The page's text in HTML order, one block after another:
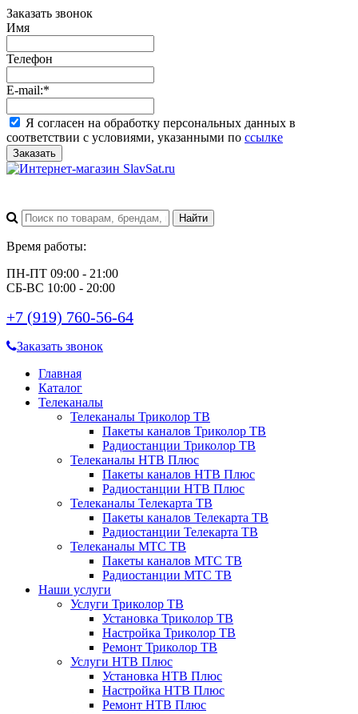
Заказать звонок
Имя
Телефон
E-mail:*
Я согласен на обработку персональных данных в
соответствии с условиями, указанными по ссылке
Заказать
Время работы:
ПН-ПТ 09:00 - 21:00
СБ-ВС 10:00 - 20:00
+7 (919) 760-56-64
Заказать звонок
Главная
Каталог
Телеканалы
Телеканалы Триколор ТВ
Пакеты каналов Триколор ТВ
Радиостанции Триколор ТВ
Телеканалы НТВ Плюс
Пакеты каналов НТВ Плюс
Радиостанции НТВ Плюс
Телеканалы Телекарта ТВ
Пакеты каналов Телекарта ТВ
Радиостанции Телекарта ТВ
Телеканалы МТС ТВ
Пакеты каналов МТС ТВ
Радиостанции МТС ТВ
Наши услуги
Услуги Триколор ТВ
Установка Триколор ТВ
Настройка Триколор ТВ
Ремонт Триколор ТВ
Услуги НТВ Плюс
Установка НТВ Плюс
Настройка НТВ Плюс
Ремонт НТВ Плюс